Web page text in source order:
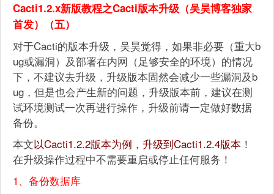
Cacti1.2.x新版教程之Cacti版本升级（吴昊博客独家
首发）（五）
对于Cacti的版本升级，吴昊觉得，如果非必要（重大b
ug或漏洞）及部署在内网（足够安全的环境）的情况
下，不建议去升级，升级版本固然会减少一些漏洞及b
ug，但是也会产生新的问题，升级版本前，建议在测
试环境测试一次再进行操作，升级前请一定做好数据
备份。
本文以Cacti1.2.2版本为例，升级到Cacti1.2.4版本 ！
在升级操作过程中不需要重启或停止任何服务！
1、备份数据库